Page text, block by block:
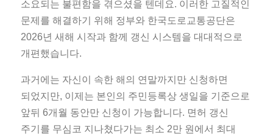
소요되는 불편함을 겪으셨을 텐데요. 이러한 고질적인
문제를 해결하기 위해 정부와 한국도로교통공단은
2026년 새해 시작과 함께 갱신 시스템을 대대적으로
개편했습니다.
과거에는 자신이 속한 해의 연말까지만 신청하면
되었지만, 이제는 본인의 주민등록상 생일을 기준으로
앞뒤 6개월 동안만 신청이 가능합니다. 면허 갱신
주기를 무심코 지나쳤다가는 최소 2만 원에서 최대